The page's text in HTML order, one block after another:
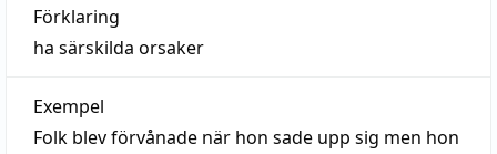
Förklaring
ha särskilda orsaker
Exempel
Folk blev förvånade när hon sade upp sig men hon